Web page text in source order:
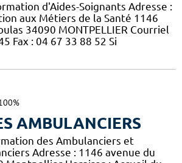
d'Aides-Soignants Adresse :
aux Métiers de la Santé 1146
34090 MONTPELLIER Courriel
Fax : 04 67 33 88 52 Si
AMBULANCIERS
des Ambulanciers et
Adresse : 1146 avenue du